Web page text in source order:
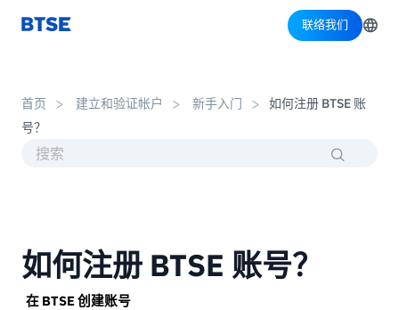
联络我们
首页 建立和验证帐户 新手入门
如何注册 BTSE 账
号？
如何注册 BTSE 账号？
在 BTSE 创建账号